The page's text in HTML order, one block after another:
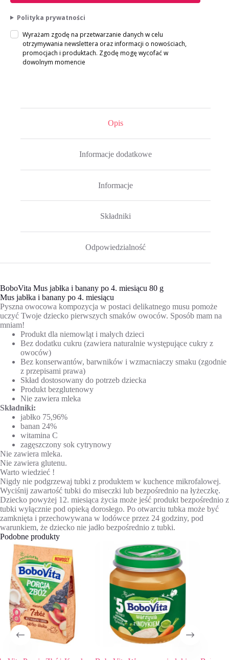
Polityka prywatności
Wyrażam zgodę na przetwarzanie danych w celu
otrzymywania newslettera oraz informacji o nowościach,
promocjach i produktach. Zgodę mogę wycofać w
dowolnym momencie
Opis
Informacje dodatkowe
Informacje
Składniki
Odpowiedzialność
BoboVita Mus jabłka i banany po 4. miesiącu 80 g
Mus jabłka i banany po 4. miesiącu
Pyszna owocowa kompozycja w postaci delikatnego musu pomoże
uczyć Twoje dziecko pierwszych smaków owoców. Sposób mam na
mniam!
Produkt dla niemowląt i małych dzieci
Bez dodatku cukru (zawiera naturalnie występujące cukry z
owoców)
Bez konserwantów, barwników i wzmacniaczy smaku (zgodnie
z przepisami prawa)
Skład dostosowany do potrzeb dziecka
Produkt bezglutenowy
Nie zawiera mleka
Składniki:
jabłko 75,96%
banan 24%
witamina C
zagęszczony sok cytrynowy
Nie zawiera mleka.
Nie zawiera glutenu.
Warto wiedzieć !
Nigdy nie podgrzewaj tubki z produktem w kuchence mikrofalowej.
Wyciśnij zawartość tubki do miseczki lub bezpośrednio na łyżeczkę.
Dziecko powyżej 12. miesiąca życia może jeść produkt bezpośrednio z
tubki wyłącznie pod opieką dorosłego. Po otwarciu tubka może być
zamknięta i przechowywana w lodówce przez 24 godziny, pod
warunkiem, że dziecko nie jadło bezpośrednio z tubki.
Podobne produkty